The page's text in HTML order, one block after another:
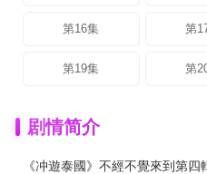
第16集 第
第19集 第
剧情简介
《冲遊泰國》不經不覺來到第